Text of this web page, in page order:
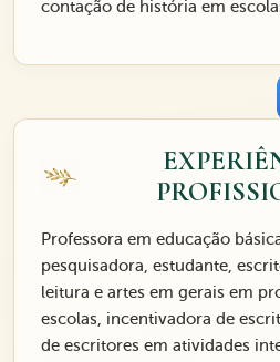
contação de história em
Professora em educação
pesquisadora, estudante,
leitura e artes em gerais em
escolas, incentivadora de
de escritores em atividades